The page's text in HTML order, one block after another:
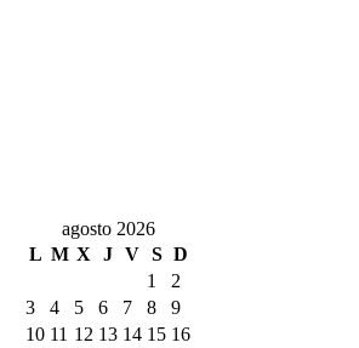
agosto 2026
L M X J V S D
1
2
3
4 5 6 7 8
9
10 11 12 13 14 15 16